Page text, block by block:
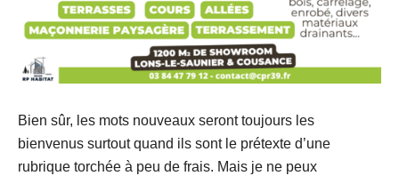
Bien sûr, les mots nouveaux seront toujours les
bienvenus surtout quand ils sont le prétexte d’une
rubrique torchée à peu de frais. Mais je ne peux